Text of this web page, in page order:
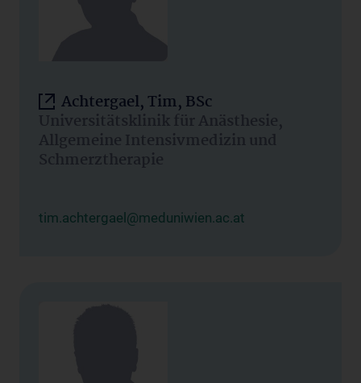
Achtergael, Tim, BSc
Universitätsklinik für Anästhesie,
Allgemeine Intensivmedizin und
Schmerztherapie
tim.achtergael@meduniwien.ac.at